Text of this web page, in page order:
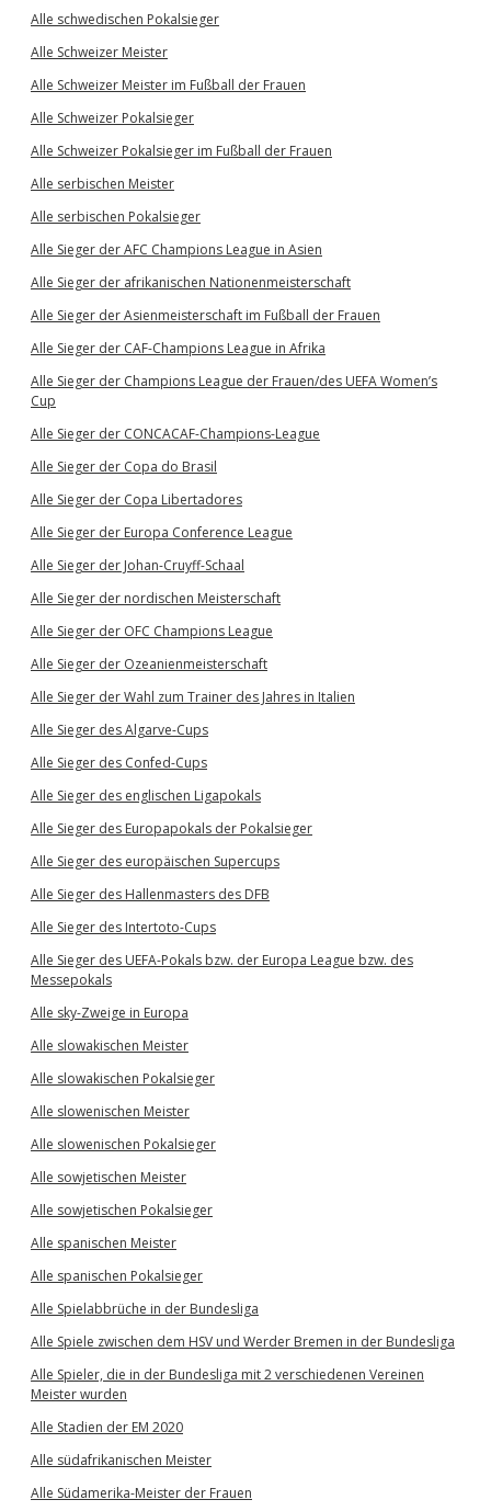
Alle schwedischen Pokalsieger
Alle Schweizer Meister
Alle Schweizer Meister im Fußball der Frauen
Alle Schweizer Pokalsieger
Alle Schweizer Pokalsieger im Fußball der Frauen
Alle serbischen Meister
Alle serbischen Pokalsieger
Alle Sieger der AFC Champions League in Asien
Alle Sieger der afrikanischen Nationenmeisterschaft
Alle Sieger der Asienmeisterschaft im Fußball der Frauen
Alle Sieger der CAF-Champions League in Afrika
Alle Sieger der Champions League der Frauen/des UEFA Women’s
Cup
Alle Sieger der CONCACAF-Champions-League
Alle Sieger der Copa do Brasil
Alle Sieger der Copa Libertadores
Alle Sieger der Europa Conference League
Alle Sieger der Johan-Cruyff-Schaal
Alle Sieger der nordischen Meisterschaft
Alle Sieger der OFC Champions League
Alle Sieger der Ozeanienmeisterschaft
Alle Sieger der Wahl zum Trainer des Jahres in Italien
Alle Sieger des Algarve-Cups
Alle Sieger des Confed-Cups
Alle Sieger des englischen Ligapokals
Alle Sieger des Europapokals der Pokalsieger
Alle Sieger des europäischen Supercups
Alle Sieger des Hallenmasters des DFB
Alle Sieger des Intertoto-Cups
Alle Sieger des UEFA-Pokals bzw. der Europa League bzw. des
Messepokals
Alle sky-Zweige in Europa
Alle slowakischen Meister
Alle slowakischen Pokalsieger
Alle slowenischen Meister
Alle slowenischen Pokalsieger
Alle sowjetischen Meister
Alle sowjetischen Pokalsieger
Alle spanischen Meister
Alle spanischen Pokalsieger
Alle Spielabbrüche in der Bundesliga
Alle Spiele zwischen dem HSV und Werder Bremen in der Bundesliga
Alle Spieler, die in der Bundesliga mit 2 verschiedenen Vereinen
Meister wurden
Alle Stadien der EM 2020
Alle südafrikanischen Meister
Alle Südamerika-Meister der Frauen